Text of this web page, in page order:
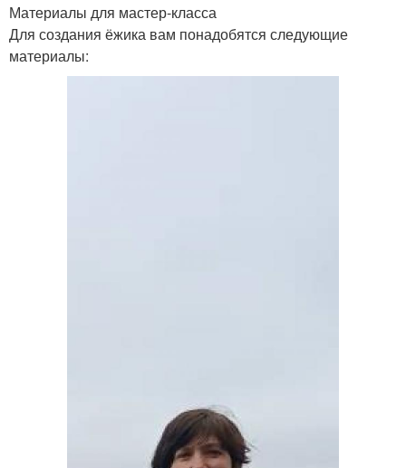
Материалы для мастер-класса
Для создания ёжика вам понадобятся следующие
материалы: